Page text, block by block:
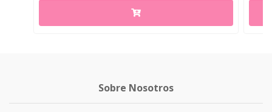
Sobre Nosotros